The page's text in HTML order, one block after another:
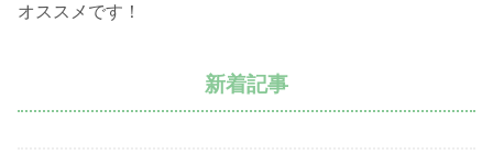
オススメです！
新着記事